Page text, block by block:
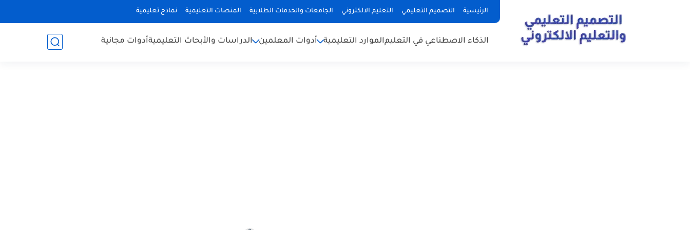
الرئيسية التصميم التعليمي التعليم الالكتروني الجامعات والخدمات الطلابية المنصات التعليمية نماذج تعليمية
الذكاء الاصطناعي في التعليمالموارد التعليمية أدوات المعلمين الدراسات والأبحاث التعليميةأدوات مجانية